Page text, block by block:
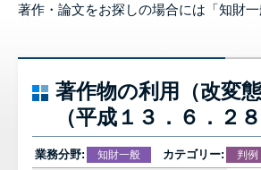
著作・論文をお探しの場合には「知財
著作物の利用（改変
（平成１３．６．２
業務分野: 知財一般 カテゴリー: 判例